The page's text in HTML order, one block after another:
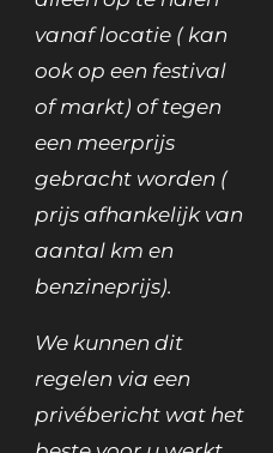
vanaf locatie ( kan
ook op een festival
of markt) of tegen
een meerprijs
gebracht worden (
prijs afhankelijk van
aantal km en
benzineprijs).
We kunnen dit
regelen via een
privébericht wat het